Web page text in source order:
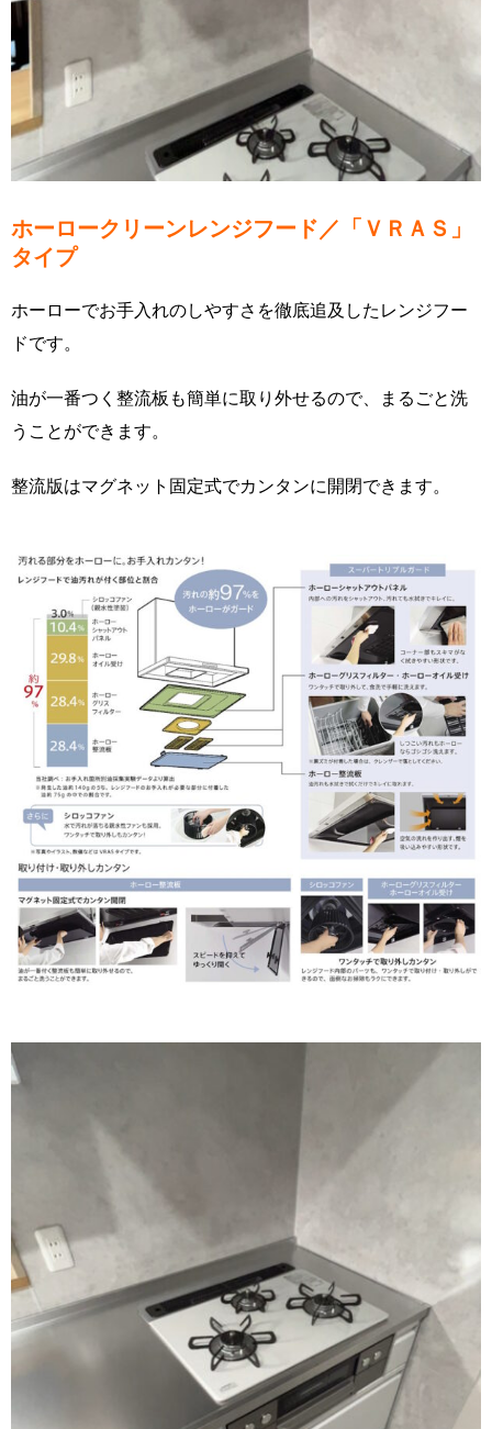
ホーロークリーンレンジフード／「ＶＲＡＳ」
タイプ
ホーローでお手入れのしやすさを徹底追及したレンジフー
ドです。
油が一番つく整流板も簡単に取り外せるので、まるごと洗
うことができます。
整流版はマグネット固定式でカンタンに開閉できます。